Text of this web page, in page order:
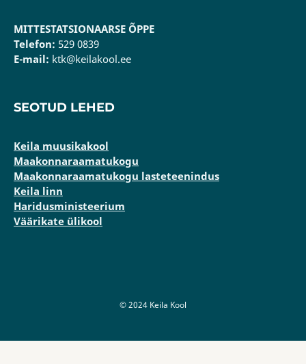
MITTESTATSIONAARSE ÕPPE
Telefon: 529 0839
E-mail: ktk@keilakool.ee
SEOTUD LEHED
Keila muusikakool
Maakonnaraamatukogu
Maakonnaraamatukogu lasteteenindus
Keila linn
Haridusministeerium
Väärikate ülikool
© 2024 Keila Kool